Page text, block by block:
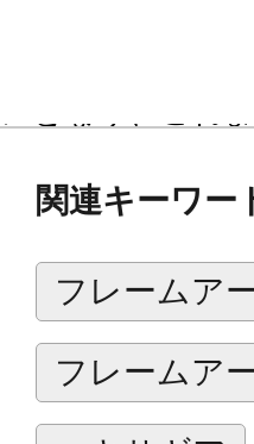
もちろんプロポ
その新素体に合
の鳥山とりを氏
く氏自らが行っ
べよりシステマ
関連キーワー
フレームア
フレームア